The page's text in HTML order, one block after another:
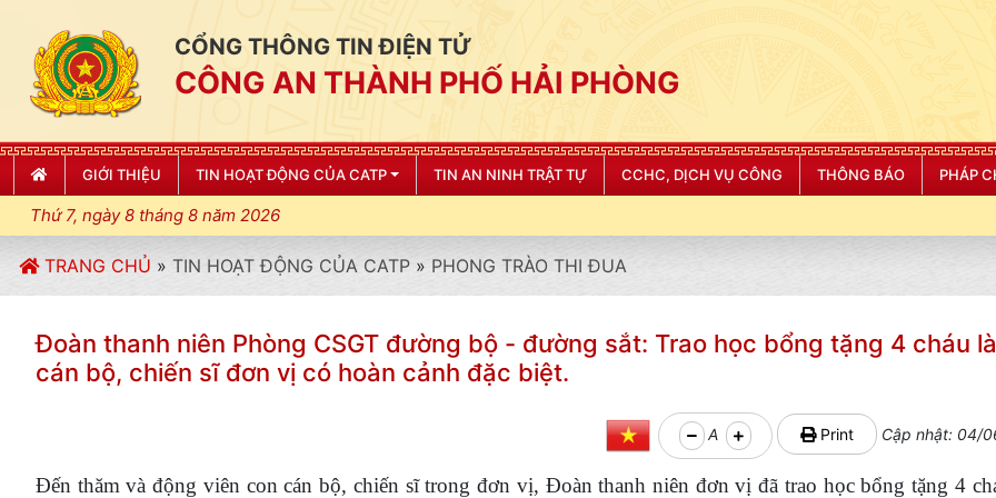
CỔNG THÔNG TIN ĐIỆN TỬ
CÔNG AN THÀNH PHỐ HẢI PHÒNG
GIỚI THIỆU TIN HOẠT ĐỘNG CỦA CATP TIN AN NINH TRẬT TỰ CCHC, DỊCH VỤ CÔNG THÔNG BÁO PHÁP
Thứ 7, ngày 8 tháng 8 năm 2026
TRANG CHỦ » TIN HOẠT ĐỘNG CỦA CATP » PHONG TRÀO THI ĐUA
Đoàn thanh niên Phòng CSGT đường bộ - đường sắt: Trao học bổng tặng 4 cháu
cán bộ, chiến sĩ đơn vị có hoàn cảnh đặc biệt.
A Print Cập nhật: 04/
Đến thăm và động viên con cán bộ, chiến sĩ trong đơn vị, Đoàn thanh niên đơn vị đã trao học bổng tặng 4